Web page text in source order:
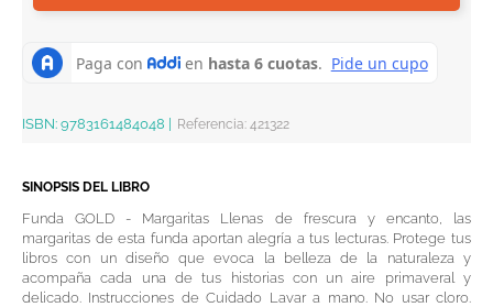
ISBN: 9783161484048 Referencia: 421322
SINOPSIS DEL LIBRO
Funda GOLD - Margaritas Llenas de frescura y encanto, las
margaritas de esta funda aportan alegría a tus lecturas. Protege tus
libros con un diseño que evoca la belleza de la naturaleza y
acompaña cada una de tus historias con un aire primaveral y
delicado. Instrucciones de Cuidado Lavar a mano. No usar cloro.